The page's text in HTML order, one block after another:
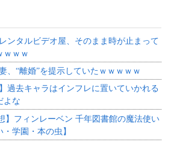
ンタルビデオ屋、そのまま時が止まって
ｗｗｗ
、“離婚”を提示していたｗｗｗｗｗ
過去キャラはインフレに置いていかれる
よな
】フィンレーベン 千年図書館の魔法使い
学園・本の虫】